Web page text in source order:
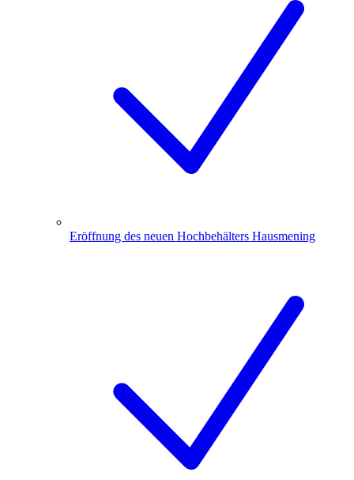
Eröffnung des neuen Hochbehälters Hausmening